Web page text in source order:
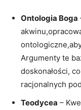
Ontologia⁤ Boga
Argumenty te
doskonałości,
racjonalnych
Teodycea –